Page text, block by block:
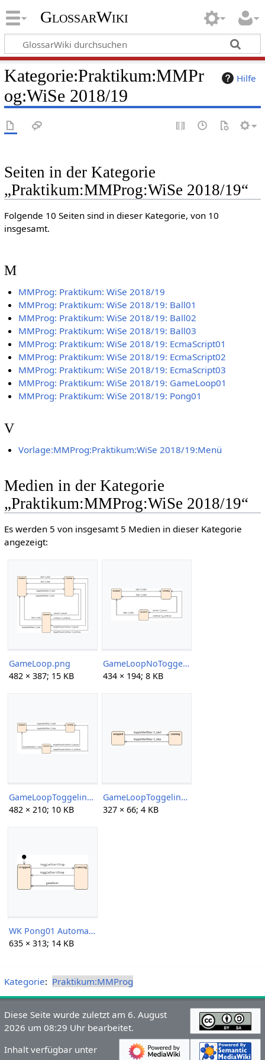
GlossarWiki
Hilfe
Kategorie:Praktikum:MMPr
og:WiSe 2018/19
Seiten in der Kategorie
„Praktikum:MMProg:WiSe 2018/19“
Folgende 10 Seiten sind in dieser Kategorie, von 10
insgesamt.
M
MMProg: Praktikum: WiSe 2018/19
MMProg: Praktikum: WiSe 2018/19: Ball01
MMProg: Praktikum: WiSe 2018/19: Ball02
MMProg: Praktikum: WiSe 2018/19: Ball03
MMProg: Praktikum: WiSe 2018/19: EcmaScript01
MMProg: Praktikum: WiSe 2018/19: EcmaScript02
MMProg: Praktikum: WiSe 2018/19: EcmaScript03
MMProg: Praktikum: WiSe 2018/19: GameLoop01
MMProg: Praktikum: WiSe 2018/19: Pong01
V
Vorlage:MMProg:Praktikum:WiSe 2018/19:Menü
Medien in der Kategorie
„Praktikum:MMProg:WiSe 2018/19“
Es werden 5 von insgesamt 5 Medien in dieser Kategorie
angezeigt:
GameLoop.png
482 × 387; 15 KB
GameLoopNoToggeling.png
434 × 194; 8 KB
GameLoopToggeling.png
482 × 210; 10 KB
GameLoopToggelingNoPause.png
327 × 66; 4 KB
WK Pong01 Automaton01 2018.png
635 × 313; 14 KB
Kategorie: Praktikum:MMProg
Diese Seite wurde zuletzt am 6. August
2026 um 08:29 Uhr bearbeitet.
Inhalt verfügbar unter